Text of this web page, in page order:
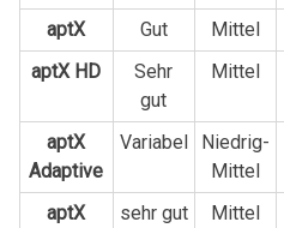
aptX Gut Mittel
aptX⁤ HD
Sehr
gut
Mittel
aptX
Adaptive
Variabel
Niedrig-
Mittel
aptX
sehr gut Mittel